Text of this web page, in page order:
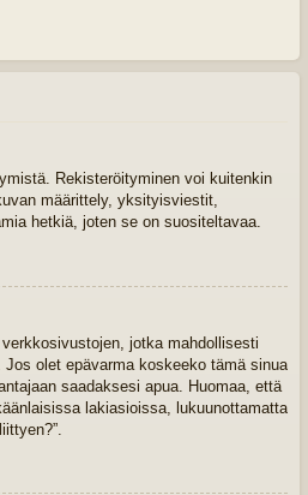
Rekisteröityminen voi kuitenkin
määrittely, yksityisviestit,
hetkiä, joten se on suositeltavaa.
jotka mahdollisesti
olet epävarma koskeeko tämä sinua
saadaksesi apua. Huomaa, että
lakiasioissa, lukuunottamatta